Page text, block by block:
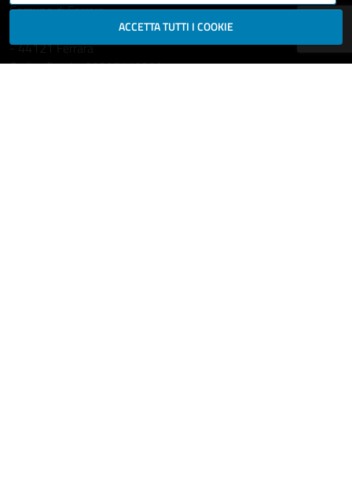
Comune di Ferrara
Piazza del Municipio, 2
- 44121 Ferrara
Codice fiscale: 00297110389
ACCETTA TUTTI I COOKIE